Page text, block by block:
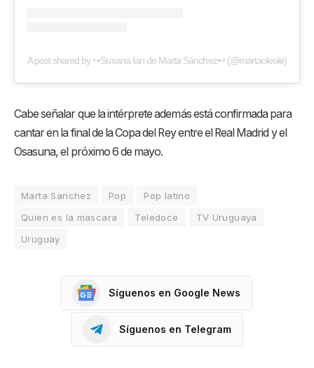
A post shared by ↪Susana fan de Marta Sánchez↩ (@martaoleole)
Cabe señalar que la intérprete además está confirmada para
cantar en la final de la Copa del Rey entre el Real Madrid y el
Osasuna, el próximo 6 de mayo.
Marta Sanchez Pop
Pop latino
Quien es la mascara
Teledoce
TV Uruguaya
Uruguay
Síguenos en Google News
Síguenos en Telegram